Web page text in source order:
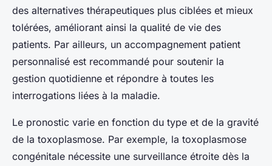
des alternatives thérapeutiques plus ciblées et mieux
tolérées, améliorant ainsi la qualité de vie des
patients. Par ailleurs, un accompagnement patient
personnalisé est recommandé pour soutenir la
gestion quotidienne et répondre à toutes les
interrogations liées à la maladie.
Le pronostic varie en fonction du type et de la gravité
de la toxoplasmose. Par exemple, la toxoplasmose
congénitale nécessite une surveillance étroite dès la